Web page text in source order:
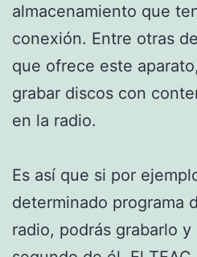
almacenamiento que
conexión. Entre otras
que ofrece este
grabar discos con
en la radio.
Es así que si por
determinado programa
radio, podrás grabarlo